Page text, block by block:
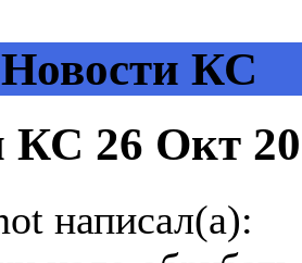
КС
КС 26 Окт
написал(а):